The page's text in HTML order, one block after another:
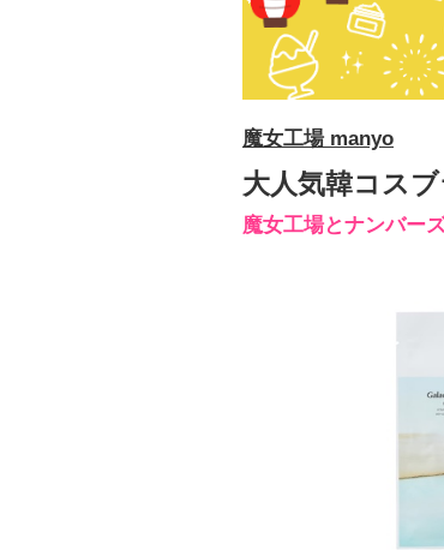
魔女工場 manyo
大人気韓コス
魔女工場とナンバー